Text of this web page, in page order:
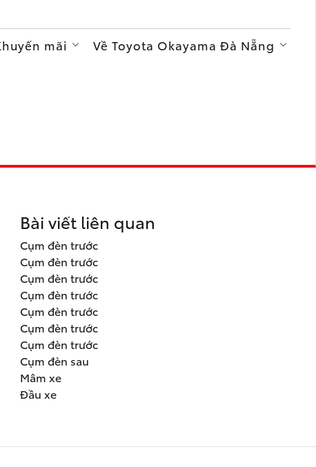
mãi Về Toyota Okayama Đà Nẵng
Bài viết liên quan
Cụm đèn trước
Cụm đèn trước
Cụm đèn trước
Cụm đèn trước
Cụm đèn trước
Cụm đèn trước
Cụm đèn trước
Cụm đèn sau
Mâm xe
Đầu xe